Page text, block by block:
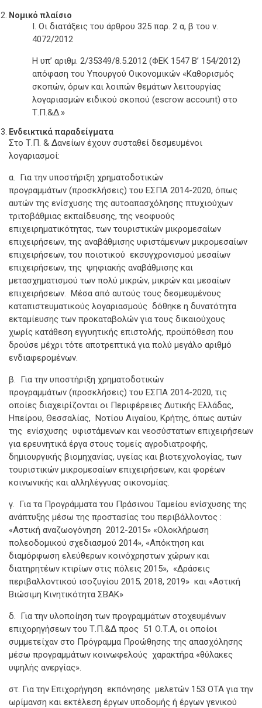
Νομικό πλαίσιο
I. Οι διατάξεις του άρθρου 325 παρ. 2 α, β του ν.
4072/2012
Η υπ’ αριθμ. 2/35349/8.5.2012 (ΦΕΚ 1547 Β’ 154/2012)
απόφαση του Υπουργού Οικονομικών «Καθορισμός
σκοπών, όρων και λοιπών θεμάτων λειτουργίας
λογαριασμών ειδικού σκοπού (escrow account) στο
Τ.Π.&Δ.»
Ενδεικτικά παραδείγματα
Στο Τ.Π. & Δανείων έχουν συσταθεί δεσμευμένοι
λογαριασμοί:
α. Για την υποστήριξη χρηματοδοτικών
προγραμμάτων (προσκλήσεις) του ΕΣΠΑ 2014-2020, όπως
αυτών της ενίσχυσης της αυτοαπασχόλησης πτυχιούχων
τριτοβάθμιας εκπαίδευσης, της νεοφυούς
επιχειρηματικότητας, των τουριστικών μικρομεσαίων
επιχειρήσεων, της αναβάθμισης υφιστάμενων μικρομεσαίων
επιχειρήσεων, του ποιοτικού εκσυγχρονισμού μεσαίων
επιχειρήσεων, της ψηφιακής αναβάθμισης και
μετασχηματισμού των πολύ μικρών, μικρών και μεσαίων
επιχειρήσεων. Μέσα από αυτούς τους δεσμευμένους
καταπιστευματικούς λογαριασμούς δόθηκε η δυνατότητα
εκταμίευσης των προκαταβολών για τους δικαιούχους
χωρίς κατάθεση εγγυητικής επιστολής, προϋπόθεση που
δρούσε μέχρι τότε αποτρεπτικά για πολύ μεγάλο αριθμό
ενδιαφερομένων.
β. Για την υποστήριξη χρηματοδοτικών
προγραμμάτων (προσκλήσεις) του ΕΣΠΑ 2014-2020, τις
οποίες διαχειρίζονται οι Περιφέρειες Δυτικής Ελλάδας,
Ηπείρου, Θεσσαλίας, Νοτίου Αιγαίου, Κρήτης, όπως αυτών
της ενίσχυσης υφιστάμενων και νεοσύστατων επιχειρήσεων
για ερευνητικά έργα στους τομείς αγροδιατροφής,
δημιουργικής βιομηχανίας, υγείας και βιοτεχνολογίας, των
τουριστικών μικρομεσαίων επιχειρήσεων, και φορέων
κοινωνικής και αλληλέγγυας οικονομίας.
γ. Για τα Προγράμματα του Πράσινου Ταμείου ενίσχυσης της
ανάπτυξης μέσω της προστασίας του περιβάλλοντος :
«Αστική αναζωογόνηση 2012-2015» «Ολοκλήρωση
πολεοδομικού σχεδιασμού 2014», «Απόκτηση και
διαμόρφωση ελεύθερων κοινόχρηστων χώρων και
διατηρητέων κτιρίων στις πόλεις 2015», «Δράσεις
περιβαλλοντικού ισοζυγίου 2015, 2018, 2019» και «Αστική
Βιώσιμη Κινητικότητα ΣΒΑΚ»
δ. Για την υλοποίηση των προγραμμάτων στοχευμένων
επιχορηγήσεων του Τ.Π.&Δ προς 51 Ο.Τ.Α, οι οποίοι
συμμετείχαν στο Πρόγραμμα Προώθησης της απασχόλησης
μέσω προγραμμάτων κοινωφελούς χαρακτήρα «θύλακες
υψηλής ανεργίας».
στ. Για την Επιχορήγηση εκπόνησης μελετών 153 ΟΤΑ για την
ωρίμανση και εκτέλεση έργων υποδομής ή έργων γενικού